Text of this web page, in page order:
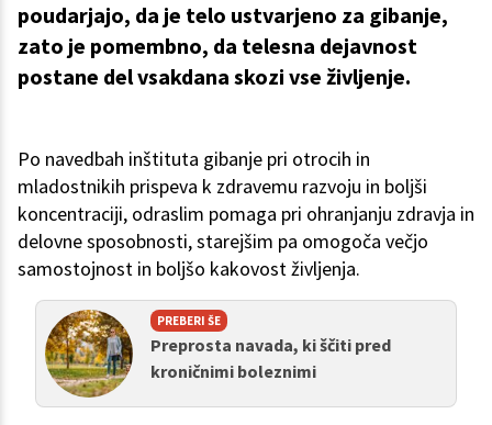
poudarjajo, da je telo ustvarjeno za gibanje,
zato je pomembno, da telesna dejavnost
postane del vsakdana skozi vse življenje.
Po navedbah inštituta gibanje pri otrocih in
mladostnikih prispeva k zdravemu razvoju in boljši
koncentraciji, odraslim pomaga pri ohranjanju zdravja in
delovne sposobnosti, starejšim pa omogoča večjo
samostojnost in boljšo kakovost življenja.
PREBERI ŠE
Preprosta navada, ki ščiti pred
kroničnimi boleznimi